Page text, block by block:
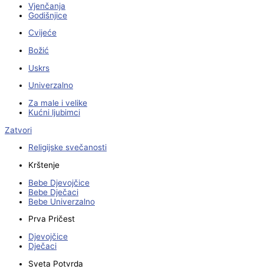
Vjenčanja
Godišnjice
Cvijeće
Božić
Uskrs
Univerzalno
Za male i velike
Kućni ljubimci
Zatvori
Religijske svečanosti
Krštenje
Bebe Djevojčice
Bebe Dječaci
Bebe Univerzalno
Prva Pričest
Djevojčice
Dječaci
Sveta Potvrda